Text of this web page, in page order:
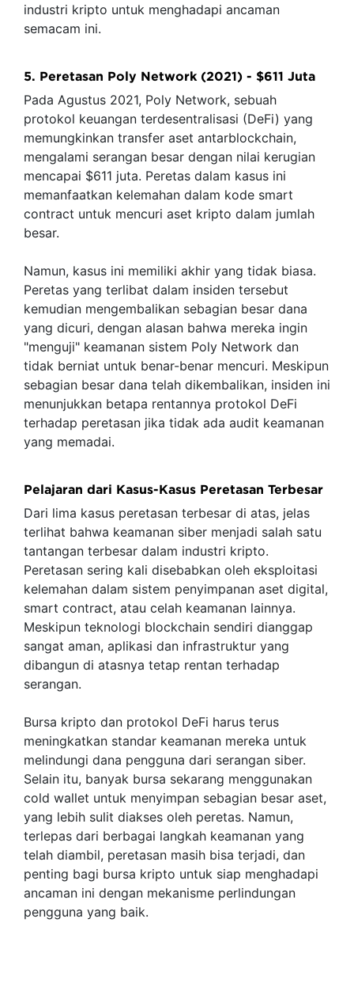
industri kripto untuk menghadapi ancaman
semacam ini.
5. Peretasan Poly Network (2021) - $611 Juta
Pada Agustus 2021, Poly Network, sebuah
protokol keuangan terdesentralisasi (DeFi) yang
memungkinkan transfer aset antarblockchain,
mengalami serangan besar dengan nilai kerugian
mencapai $611 juta. Peretas dalam kasus ini
memanfaatkan kelemahan dalam kode smart
contract untuk mencuri aset kripto dalam jumlah
besar.
Namun, kasus ini memiliki akhir yang tidak biasa.
Peretas yang terlibat dalam insiden tersebut
kemudian mengembalikan sebagian besar dana
yang dicuri, dengan alasan bahwa mereka ingin
"menguji" keamanan sistem Poly Network dan
tidak berniat untuk benar-benar mencuri. Meskipun
sebagian besar dana telah dikembalikan, insiden ini
menunjukkan betapa rentannya protokol DeFi
terhadap peretasan jika tidak ada audit keamanan
yang memadai.
Pelajaran dari Kasus-Kasus Peretasan Terbesar
Dari lima kasus peretasan terbesar di atas, jelas
terlihat bahwa keamanan siber menjadi salah satu
tantangan terbesar dalam industri kripto.
Peretasan sering kali disebabkan oleh eksploitasi
kelemahan dalam sistem penyimpanan aset digital,
smart contract, atau celah keamanan lainnya.
Meskipun teknologi blockchain sendiri dianggap
sangat aman, aplikasi dan infrastruktur yang
dibangun di atasnya tetap rentan terhadap
serangan.
Bursa kripto dan protokol DeFi harus terus
meningkatkan standar keamanan mereka untuk
melindungi dana pengguna dari serangan siber.
Selain itu, banyak bursa sekarang menggunakan
cold wallet untuk menyimpan sebagian besar aset,
yang lebih sulit diakses oleh peretas. Namun,
terlepas dari berbagai langkah keamanan yang
telah diambil, peretasan masih bisa terjadi, dan
penting bagi bursa kripto untuk siap menghadapi
ancaman ini dengan mekanisme perlindungan
pengguna yang baik.